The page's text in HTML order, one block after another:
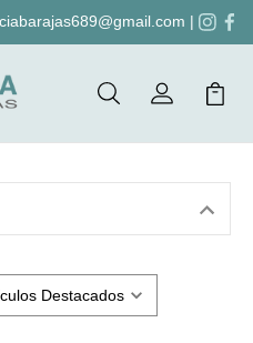
|
BuscarMi Cuenta
Mi